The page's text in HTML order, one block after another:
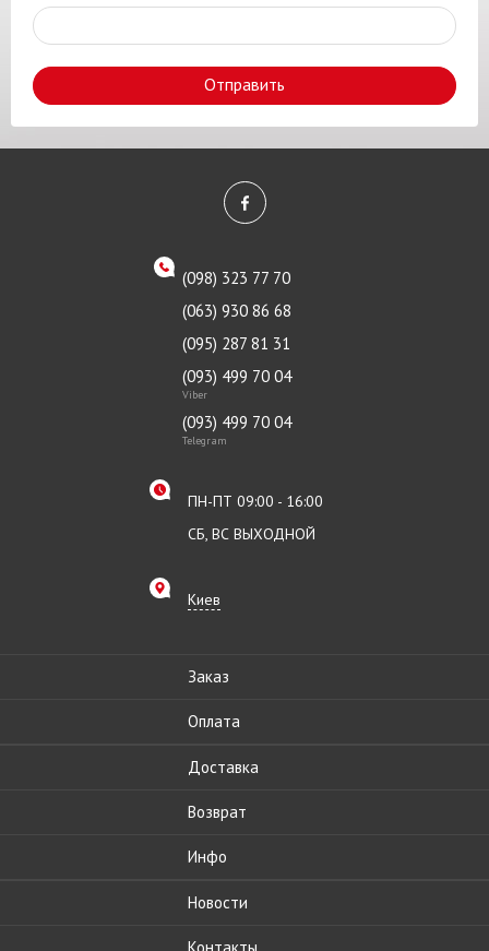
Отправить
(098) 323 77 70
(063) 930 86 68
(095) 287 81 31
(093) 499 70 04
Viber
(093) 499 70 04
Telegram
ПН-ПТ 09:00 - 16:00
СБ, ВС ВЫХОДНОЙ
Киев
Заказ
Оплата
Доставка
Возврат
Инфо
Новости